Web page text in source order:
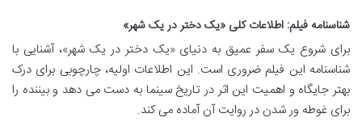
شناسنامه فیلم: اطلاعات کلی «یک دختر در یک شهر»
برای شروع یک سفر عمیق به دنیای «یک دختر در یک شهر»، آشنایی با
شناسنامه این فیلم ضروری است. این اطلاعات اولیه، چارچوبی برای درک
بهتر جایگاه و اهمیت این اثر در تاریخ سینما به دست می دهد و بیننده را
برای غوطه ور شدن در روایت آن آماده می کند.